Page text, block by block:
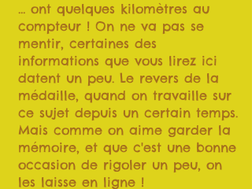
… ont quelques kilomètres au
compteur ! On ne va pas se
mentir, certaines des
informations que vous lirez ici
datent un peu. Le revers de la
médaille, quand on travaille sur
ce sujet depuis un certain temps.
Mais comme on aime garder la
mémoire, et que c'est une bonne
occasion de rigoler un peu, on
les laisse en ligne !